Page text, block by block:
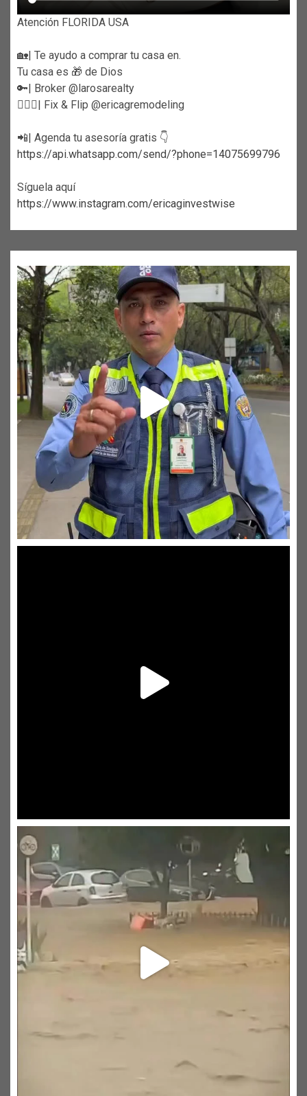
Atención FLORIDA USA
🏡| Te ayudo a comprar tu casa en.
Tu casa es 🎁 de Dios
🔑| Broker @larosarealty
👷🏼‍♀️| Fix & Flip @ericagremodeling
📲| Agenda tu asesoría gratis 👇
https://api.whatsapp.com/send/?phone=14075699796
Síguela aquí
https://www.instagram.com/ericaginvestwise